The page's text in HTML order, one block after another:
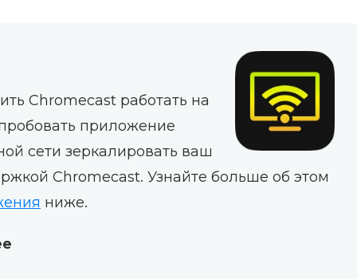
Chromecast работать на
приложение
сети зеркалировать ваш
Chromecast. Узнайте больше об этом
ниже.